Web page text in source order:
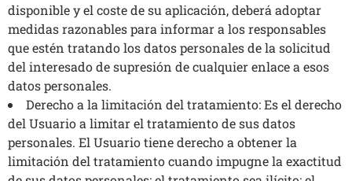
disponible y el coste de su aplicación, deberá adoptar
medidas razonables para informar a los responsables
que estén tratando los datos personales de la solicitud
del interesado de supresión de cualquier enlace a esos
datos personales.
Derecho a la limitación del tratamiento: Es el derecho
del Usuario a limitar el tratamiento de sus datos
personales. El Usuario tiene derecho a obtener la
limitación del tratamiento cuando impugne la exactitud